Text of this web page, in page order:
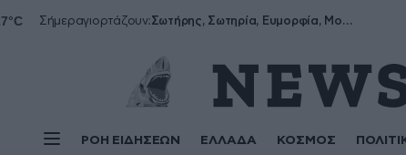
Σήμεραγιορτάζουν: Σωτήρης, Σωτηρία, Ευμορφία, Μορφούλα
ΡΟΗ ΕΙΔΗΣΕΩΝ ΕΛΛΑΔΑ ΚΟΣΜΟΣ